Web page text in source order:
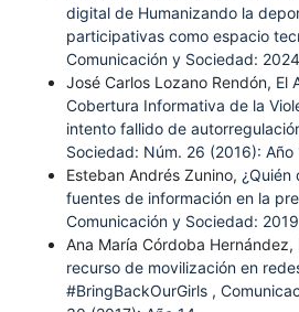
digital de Humanizando la
participativas como espacio
Comunicación y Sociedad:
José Carlos Lozano Rendón, El
Cobertura Informativa de la
intento fallido de
Sociedad: Núm. 26 (2016): Año
Esteban Andrés Zunino, ¿Quién
fuentes de información en la
Comunicación y Sociedad:
Ana María Córdoba Hernández,
recurso de movilización en
#BringBackOurGirls ,